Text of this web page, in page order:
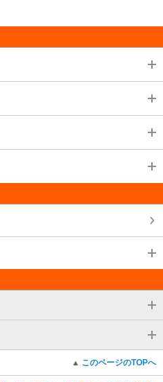
このページのTOPへ